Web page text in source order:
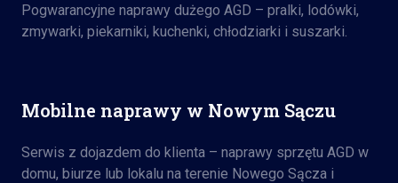
Pogwarancyjne naprawy dużego AGD – pralki, lodówki,
zmywarki, piekarniki, kuchenki, chłodziarki i suszarki.
Mobilne naprawy w Nowym Sączu
Serwis z dojazdem do klienta – naprawy sprzętu AGD w
domu, biurze lub lokalu na terenie Nowego Sącza i